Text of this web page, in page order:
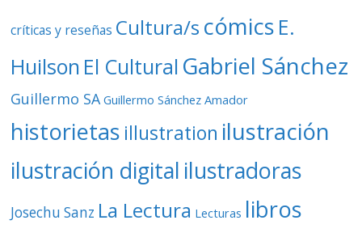
críticas y reseñas Cultura/s cómics E.
Huilson El Cultural Gabriel Sánchez
Guillermo SA Guillermo Sánchez Amador
historietas illustration ilustración
ilustración digital ilustradoras
Josechu Sanz La Lectura Lecturas libros